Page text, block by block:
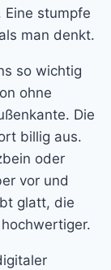
stumpfe
man denkt.
so wichtig
ohne
Die
billig aus.
oder
vor und
glatt, die